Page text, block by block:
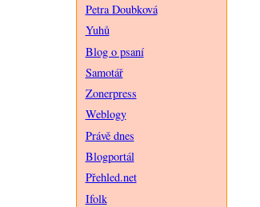
Petra Doubková
Yuhů
Blog o psaní
Samotář
Zonerpress
Weblogy
Právě dnes
Blogportál
Přehled.net
Ifolk